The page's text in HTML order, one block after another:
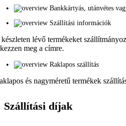
Bankkártyás, utánvétes
Szállítási információk
lévő termékeket
meg a címre.
Raklapos szállítás
és nagyméretű termékek
Szállítási díjak